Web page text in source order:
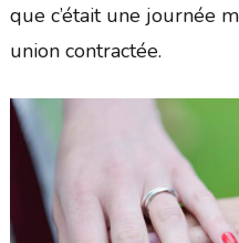
que c’était une journée
union contractée.